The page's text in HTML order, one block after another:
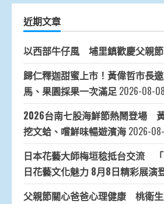
近期文章
以西部牛仔風 埔里鎮歡慶父親節
歸仁釋迦甜蜜上市！黃偉哲市長
馬、果園採果一次滿足 2026-08-08
2026台南七股海鮮節熱鬧登場
挖文蛤、嚐鮮味暢遊濱海 2026-
日本花藝大師梅垣稔抵台交流
日花藝文化魅力 8月8日精彩展演
父親節關心爸爸心理健康 桃衛